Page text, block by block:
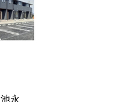
永